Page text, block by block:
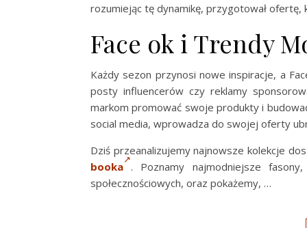
rozumiejąc tę dynamikę, przygotował
Face ok i Trendy
Każdy sezon przynosi nowe inspiracje, a
posty influencerów czy reklamy
markom promować swoje produkty i
social media, wprowadza do swojej oferty
Dziś przeanalizujemy najnowsze kolekcje
booka . Poznamy najmodniejsze
społecznościowych, oraz pokażemy, …